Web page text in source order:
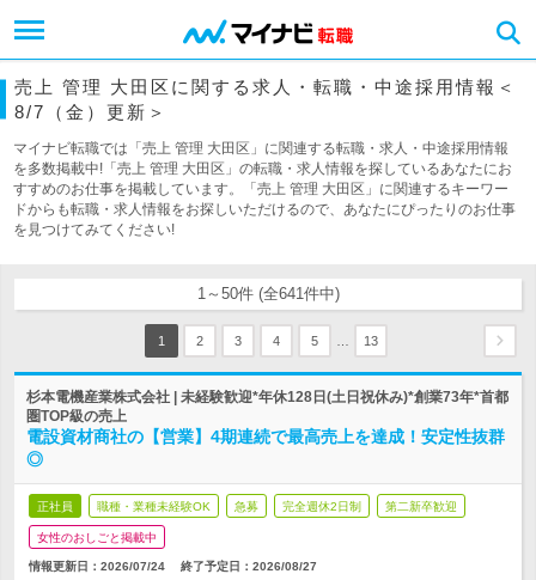
売上 管理 大田区に関する求人・転職・中途採用情報＜
8/7（金）更新＞
マイナビ転職では「売上 管理 大田区」に関連する転職・求人・中途採用情報
を多数掲載中!「売上 管理 大田区」の転職・求人情報を探しているあなたにお
すすめのお仕事を掲載しています。「売上 管理 大田区」に関連するキーワー
ドからも転職・求人情報をお探しいただけるので、あなたにぴったりのお仕事
を見つけてみてください!
1～50件 (全641件中)
1 2 3 4 5 13
杉本電機産業株式会社 | 未経験歓迎*年休128日(土日祝休み)*創業73年*首都
圏TOP級の売上
電設資材商社の【営業】4期連続で最高売上を達成！安定性抜群
◎
正社員 職種・業種未経験OK 急募 完全週休2日制 第二新卒歓迎
女性のおしごと掲載中
情報更新日：2026/07/24 終了予定日： 2026/08/27